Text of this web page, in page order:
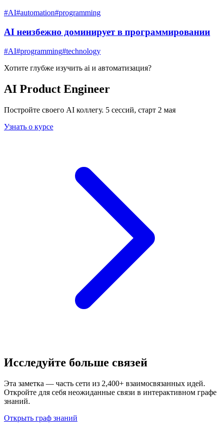
#AI#automation#programming
AI неизбежно доминирует в программировании
#AI#programming#technology
Хотите глубже изучить ai и автоматизация?
AI Product Engineer
Постройте своего AI коллегу. 5 сессий, старт 2 мая
Узнать о курсе
Исследуйте больше связей
Эта заметка — часть сети из 2,400+ взаимосвязанных идей.
Откройте для себя неожиданные связи в интерактивном графе
знаний.
Открыть граф знаний